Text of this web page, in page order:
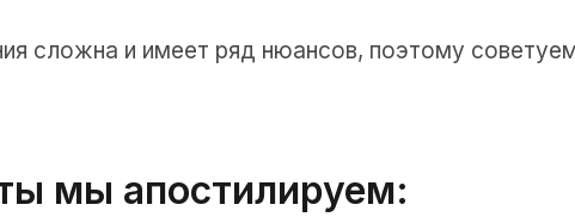
сложна и имеет ряд нюансов, поэтому
мы апостилируем: